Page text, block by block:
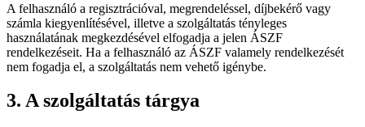
A felhasználó a regisztrációval, megrendeléssel, díjbekérő vagy
számla kiegyenlítésével, illetve a szolgáltatás tényleges
használatának megkezdésével elfogadja a jelen ÁSZF
rendelkezéseit. Ha a felhasználó az ÁSZF valamely rendelkezését
nem fogadja el, a szolgáltatás nem vehető igénybe.
3. A szolgáltatás tárgya